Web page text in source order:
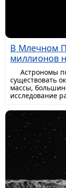
В Млечном
миллионов
Астрономы
существовать
массы,
исследование